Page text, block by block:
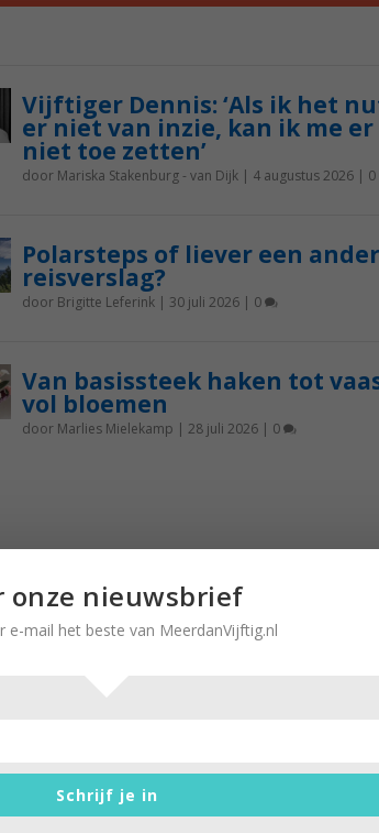
Vijftiger Dennis: ‘Als ik het
er niet van inzie, kan ik me er
niet toe zetten’
door Mariska Stakenburg - van Dijk| 4 augustus 2026| 0
Polarsteps of liever een ander
reisverslag?
door Brigitte Leferink| 30 juli 2026| 0
Van basissteek haken tot
vol bloemen
door Marlies Mielekamp | 28 juli 2026| 0
ze kunnen mijn bloed
onze nieuwsbrief
e-mail het beste van MeerdanVijftig.nl
Schrijf je in